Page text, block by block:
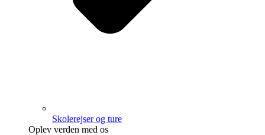
Skolerejser og ture
Oplev verden med os